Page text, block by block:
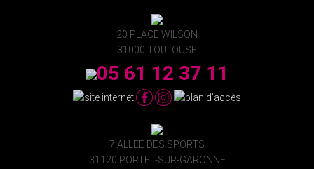
20 PLACE WILSON
31000 TOULOUSE
05 61 12 37 11
7 ALLEE DES SPORTS
31120 PORTET-SUR-GARONNE